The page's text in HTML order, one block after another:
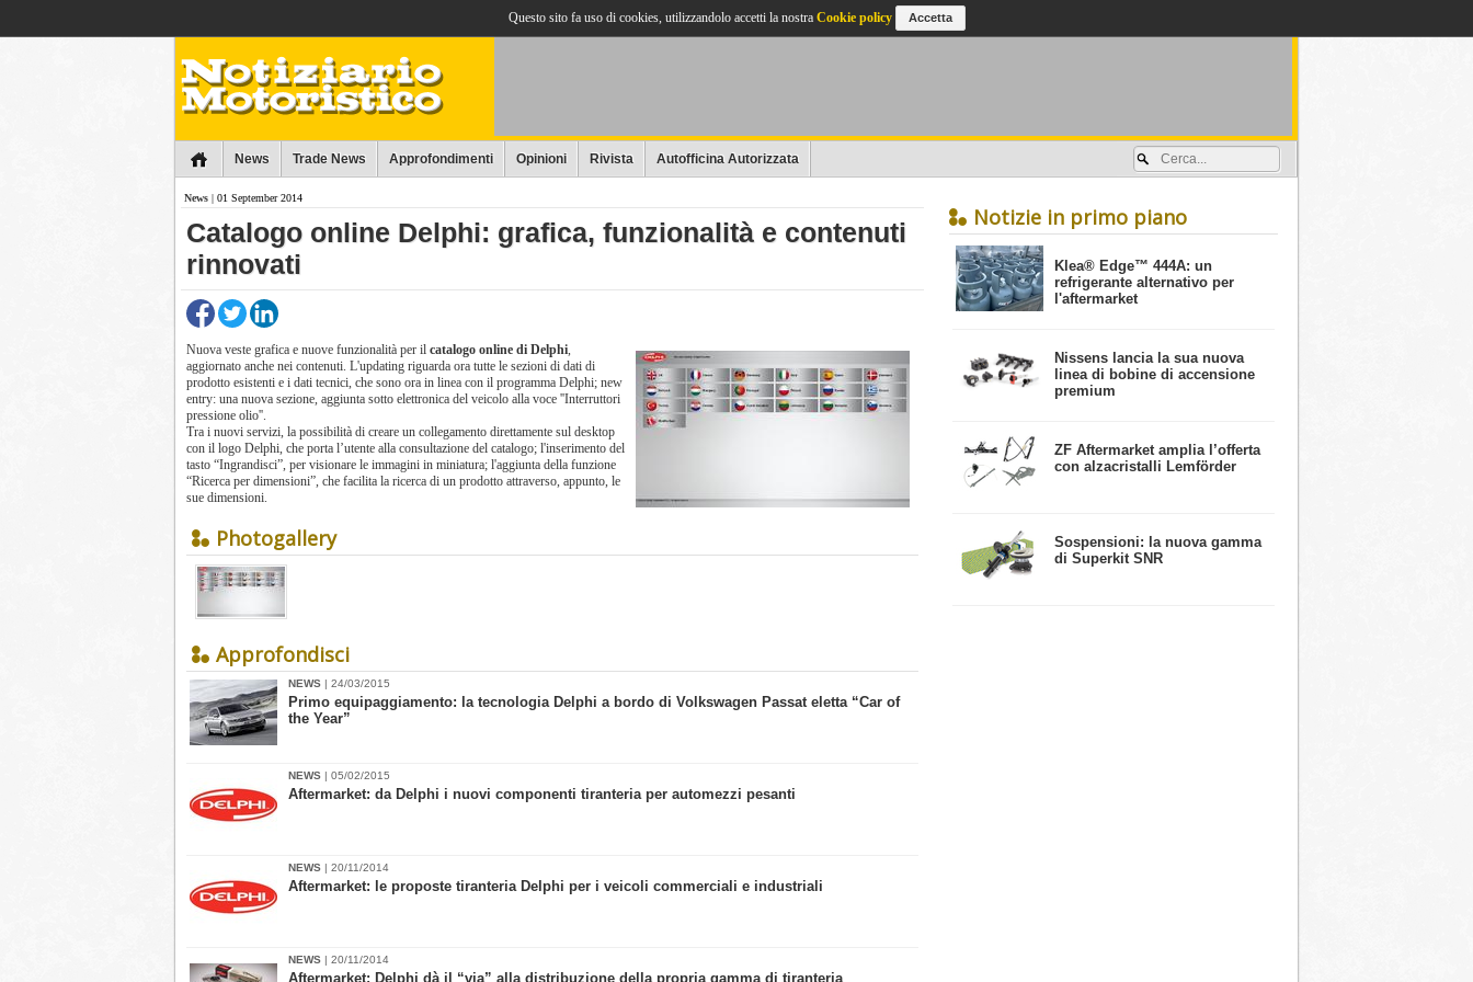
News Trade News Approfondimenti Opinioni Rivista Autofficina Autorizzata
Notizie in primo piano
​Klea® Edge™ 444A: un
refrigerante alternativo per
l'aftermarket
Nissens lancia la sua nuova
linea di bobine di accensione
premium
ZF Aftermarket amplia l’offerta
con alzacristalli Lemförder
​Sospensioni: la nuova gamma
di Superkit SNR
News | 01 September 2014
Catalogo online Delphi: grafica, funzionalità e contenuti
rinnovati
Nuova veste grafica e nuove funzionalità per il catalogo online di Delphi,
aggiornato anche nei contenuti. L'updating riguarda ora tutte le sezioni di dati di
prodotto esistenti e i dati tecnici, che sono ora in linea con il programma Delphi; new
entry: una nuova sezione, aggiunta sotto elettronica del veicolo alla voce ''Interruttori
pressione olio''.
Tra i nuovi servizi, la possibilità di creare un collegamento direttamente sul desktop
con il logo Delphi, che porta l’utente alla consultazione del catalogo; l'inserimento del
tasto “Ingrandisci”, per visionare le immagini in miniatura; l'aggiunta della funzione
“Ricerca per dimensioni”, che facilita la ricerca di un prodotto attraverso, appunto, le
sue dimensioni.
Photogallery
Approfondisci
NEWS | 24/03/2015
Primo equipaggiamento: la tecnologia Delphi a bordo di Volkswagen Passat eletta “Car of
the Year”
NEWS | 05/02/2015
Aftermarket: da Delphi i nuovi componenti tiranteria per automezzi pesanti
NEWS | 20/11/2014
Aftermarket: le proposte tiranteria Delphi per i veicoli commerciali e industriali
NEWS | 20/11/2014
Aftermarket: Delphi dà il “via” alla distribuzione della propria gamma di tiranteria
Questo sito fa uso di cookies, utilizzandolo accetti la nostra Cookie policy Accetta